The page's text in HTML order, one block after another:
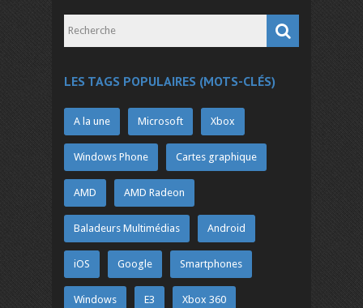
LES TAGS POPULAIRES (MOTS-CLÉS)
A la une Microsoft Xbox
Windows Phone Cartes graphique
AMD AMD Radeon
Baladeurs Multimédias Android
iOS Google Smartphones
Windows E3 Xbox 360